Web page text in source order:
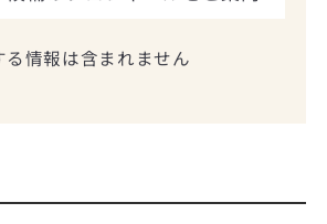
情報は含まれません